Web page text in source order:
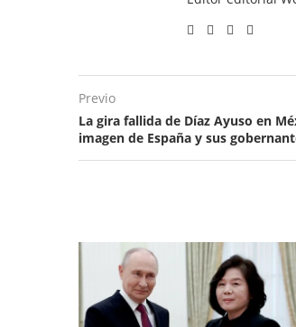
Previo
La gira fallida de Díaz Ayuso en
imagen de España y sus